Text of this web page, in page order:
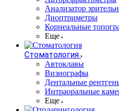
Анализатор
Диоптриметры
Корнеальные
Еще
Стоматология
Автоклавы
Визиографы
Дентальные
Интраоральные
Еще